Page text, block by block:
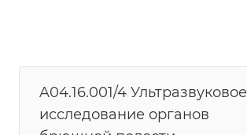
A04.16.001/4 Ультразвуковое
исследование органов